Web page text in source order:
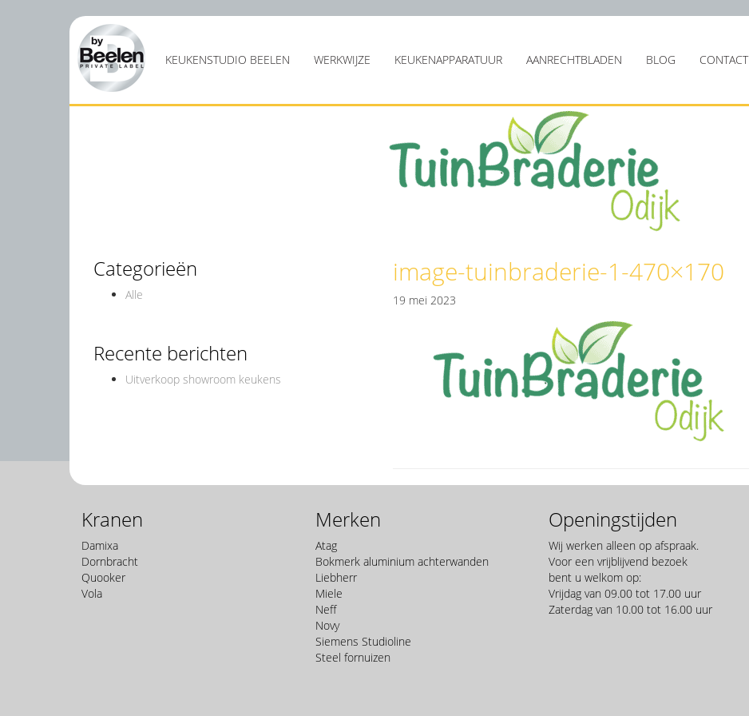
KEUKENSTUDIO BEELEN WERKWIJZE KEUKENAPPARATUUR AANRECHTBLADEN BLOG CONTACT
Categorieën
Alle
Recente berichten
Uitverkoop showroom keukens
image-tuinbraderie-1-470×170
19 mei 2023
Kranen
Damixa
Dornbracht
Quooker
Vola
Merken
Atag
Bokmerk aluminium achterwanden
Liebherr
Miele
Neff
Novy
Siemens Studioline
Steel fornuizen
Openingstijden
Wij werken alleen op afspraak.
Voor een vrijblijvend bezoek
bent u welkom op:
Vrijdag van 09.00 tot 17.00 uur
Zaterdag van 10.00 tot 16.00 uur